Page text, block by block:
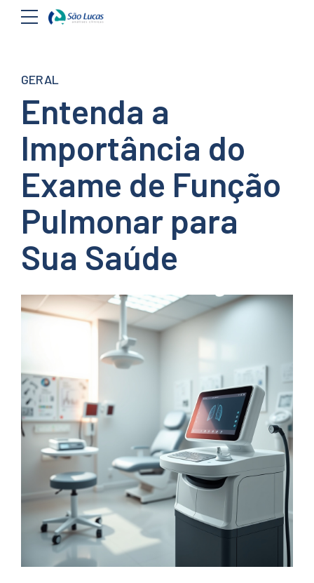
GERAL
Entenda a
Importância do
Exame de Função
Pulmonar para
Sua Saúde